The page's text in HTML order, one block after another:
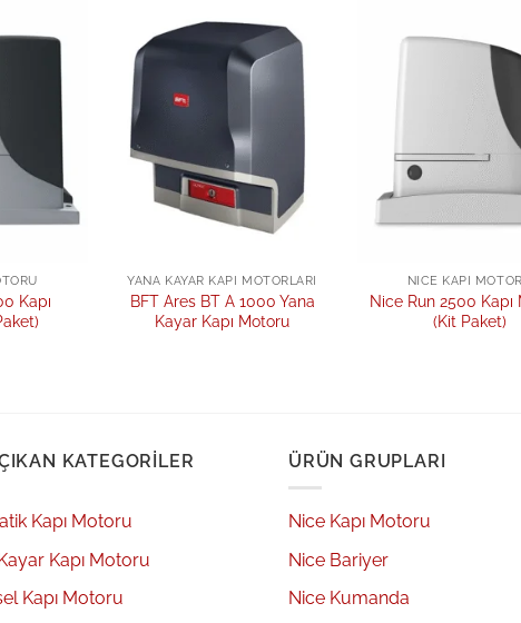
Add to
wishlist
Kapı
Add to
wishlist
YANA KAYAR KAPI MOTORLARI
BFT Ares BT A 1000 Yana
Kayar Kapı Motoru
NICE KAPI
Nice Run 2500 Kapı
(Kit Paket)
KATEGORILER
Kapı Motoru
Kapı Motoru
Kapı Motoru
ÜRÜN GRUPLARI
Nice Kapı Motoru
Nice Bariyer
Nice Kumanda